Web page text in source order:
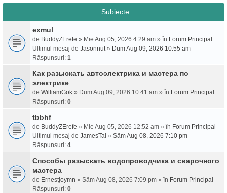
Subiecte
exmul
de BuddyZErefe » Mie Aug 05, 2026 4:29 am » în Forum Principal
Ultimul mesaj de Jasonnut» Dum Aug 09, 2026 10:55 am
Răspunsuri: 1
Как разыскать автоэлектрика и мастера по
электрике
de WilliamGok » Dum Aug 09, 2026 10:41 am » în Forum Principal
Răspunsuri: 0
tbbhf
de BuddyZErefe » Mie Aug 05, 2026 12:52 am » în Forum Principal
Ultimul mesaj de JamesTal » Sâm Aug 08, 2026 7:10 pm
Răspunsuri: 4
Способы разыскать водопроводчика и сварочного
мастера
de Ernestjoymn » Sâm Aug 08, 2026 7:09 pm » în Forum Principal
Răspunsuri: 0